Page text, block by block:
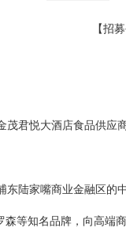
【招
茂君悦大酒店食品供应
东陆家嘴商业金融区的
等知名品牌，向高端